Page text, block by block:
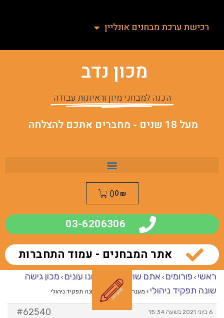
רכישת ערכת מבחנים אונליין
מכון נדב
הכנה למבחני מיון וראיונות עבודה
מעל 18 שנים - מחברים אתכם להצלחה
0₪
0
03-6206306
אתר המבחנים - עמוד התחברות
ראשי › פורומים › אתם שואלים – אנחנו עונים › מכון גישה
שונה תפקיד ניהולי › מענה ל־מכון גישה שונה תפקיד ניהולי
6 ביוני 2021 בשעה 15:34
#62540